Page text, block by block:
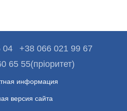
04
+38 066 021 99 67
65 55(пріоритет)
информация
версия сайта